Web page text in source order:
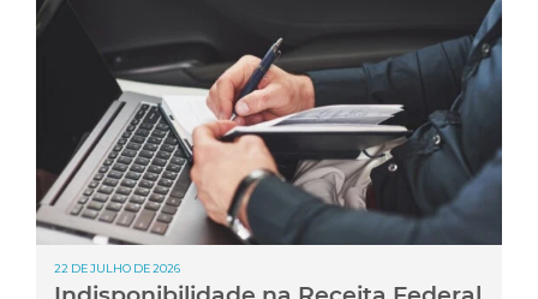
22 DE JULHO DE 2026